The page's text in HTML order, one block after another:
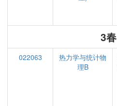
3春
022063
热力学与统计物
理B